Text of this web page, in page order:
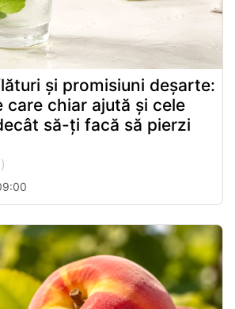
și promisiuni deșarte:
care chiar ajută și cele
să-ți facă să pierzi